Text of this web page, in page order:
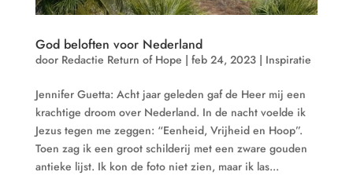
God beloften voor Nederland
door Redactie Return of Hope | feb 24, 2023| Inspiratie
Jennifer Guetta: Acht jaar geleden gaf de Heer mij een
krachtige droom over Nederland. In de nacht voelde ik
Jezus tegen me zeggen: “Eenheid, Vrijheid en Hoop”.
Toen zag ik een groot schilderij met een zware gouden
antieke lijst. Ik kon de foto niet zien, maar ik las...